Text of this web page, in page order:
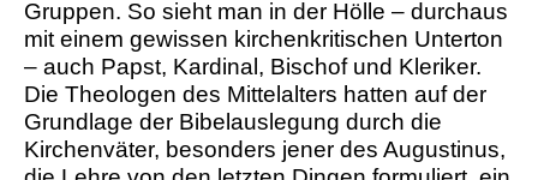
Gruppen. So sieht man in der Hölle – durchaus
mit einem gewissen kirchenkritischen Unterton
– auch Papst, Kardinal, Bischof und Kleriker.
Die Theologen des Mittelalters hatten auf der
Grundlage der Bibelauslegung durch die
Kirchenväter, besonders jener des Augustinus,